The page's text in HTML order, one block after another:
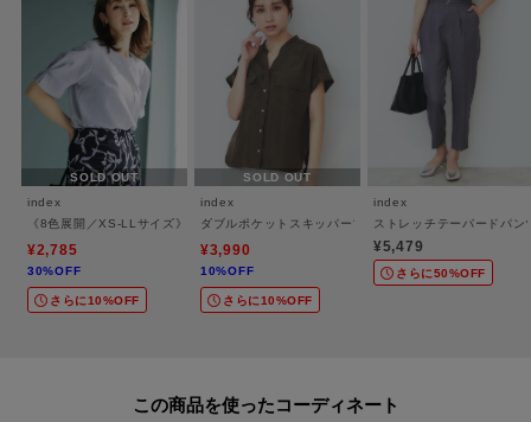
・マシンウォッシャブルニットなのでお手入れらくちん。これからの時期に
最適なニット素材です。
※照明の関係により、実際よりも色味が違って見える場合があります。ま
た、パソコン・スマートフォンなどの環境により、若干製品と画像のカラー
が異なる場合もございます。
モデル情報：身長163cm B81 W56 H82 着用サイズ：38（M）
SOLD OUT
index
《8色展開／XS-LLサイズ》タックパフスリーブブラウス【洗濯機洗い可／吸水速乾／
¥2,785
30%OFF
さらに10%OFF
SOLD OUT
index
ダブルポケットスキッパーブラウス【洗濯機洗い可／イ
¥3,990
10%OFF
さらに10%OFF
index
ストレッチテーパードパ
¥5,479
さらに50%OFF
この商品を使った